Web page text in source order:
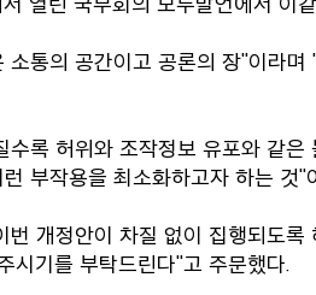
통의 공간이고 공론의 장"이라
록 허위와 조작정보 유포와 같
부작용을 최소화하고자 하는 것"
개정안이 차질 없이 집행되도
시기를 부탁드린다"고 주문했다.